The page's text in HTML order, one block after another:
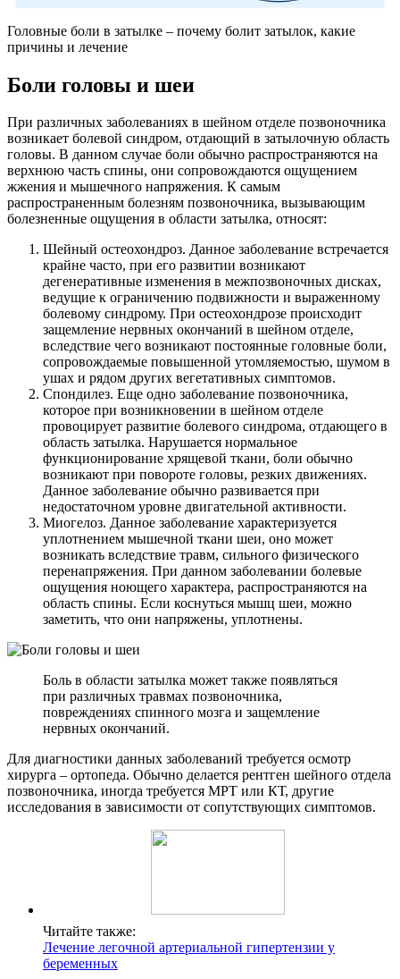
Головные боли в затылке – почему болит затылок, какие
причины и лечение
Боли головы и шеи
При различных заболеваниях в шейном отделе позвоночника
возникает болевой синдром, отдающий в затылочную область
головы. В данном случае боли обычно распространяются на
верхнюю часть спины, они сопровождаются ощущением
жжения и мышечного напряжения. К самым
распространенным болезням позвоночника, вызывающим
болезненные ощущения в области затылка, относят:
Шейный остеохондроз. Данное заболевание встречается
крайне часто, при его развитии возникают
дегенеративные изменения в межпозвоночных дисках,
ведущие к ограничению подвижности и выраженному
болевому синдрому. При остеохондрозе происходит
защемление нервных окончаний в шейном отделе,
вследствие чего возникают постоянные головные боли,
сопровождаемые повышенной утомляемостью, шумом в
ушах и рядом других вегетативных симптомов.
Спондилез. Еще одно заболевание позвоночника,
которое при возникновении в шейном отделе
провоцирует развитие болевого синдрома, отдающего в
область затылка. Нарушается нормальное
функционирование хрящевой ткани, боли обычно
возникают при повороте головы, резких движениях.
Данное заболевание обычно развивается при
недостаточном уровне двигательной активности.
Миогелоз. Данное заболевание характеризуется
уплотнением мышечной ткани шеи, оно может
возникать вследствие травм, сильного физического
перенапряжения. При данном заболевании болевые
ощущения ноющего характера, распространяются на
область спины. Если коснуться мышц шеи, можно
заметить, что они напряжены, уплотнены.
Боль в области затылка может также появляться
при различных травмах позвоночника,
повреждениях спинного мозга и защемление
нервных окончаний.
Для диагностики данных заболеваний требуется осмотр
хирурга – ортопеда. Обычно делается рентген шейного отдела
позвоночника, иногда требуется МРТ или КТ, другие
исследования в зависимости от сопутствующих симптомов.
Читайте также:
Лечение легочной артериальной гипертензии у
беременных